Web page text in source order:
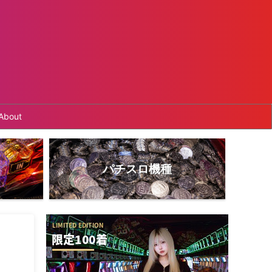
パチスロ機種